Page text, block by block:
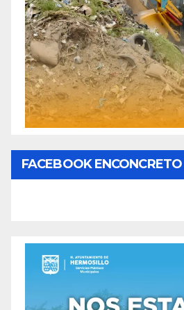
FACEBOOK ENCONCRETO